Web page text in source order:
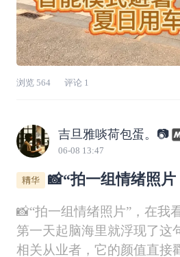
浏览 564 评论 1
吉旦雅啖荷包蛋。📷
06-08 13:47
📸“拍一组情绪照片
📸“拍一组情绪照片”，在我
第一天起脑海里就浮现了这
相关从业者，它的颜值直